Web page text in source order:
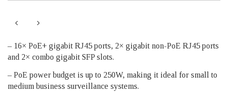
– 16× PoE+ gigabit RJ45 ports, 2× gigabit non-PoE RJ45 ports
and 2× combo gigabit SFP slots.
– PoE power budget is up to 250W, making it ideal for small to
medium business surveillance systems.